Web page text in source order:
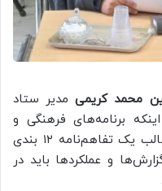
محمد کریمیمدیر ستاد
برنامه‌های فرهنگی و
آموزشی نماز و مهدویت ادارات در قالب یک تفاهم‌نامه ۱۲ بندی
و عملکردها باید در